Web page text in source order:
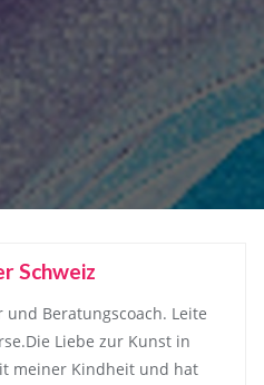
Schweiz
Beratungscoach. Leite
Liebe zur Kunst in
meiner Kindheit und hat